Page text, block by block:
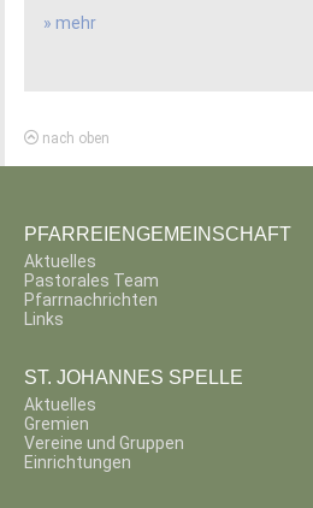
» mehr
nach oben
PFARREIENGEMEINSCHAFT
Aktuelles
Pastorales Team
Pfarrnachrichten
Links
ST. JOHANNES SPELLE
Aktuelles
Gremien
Vereine und Gruppen
Einrichtungen